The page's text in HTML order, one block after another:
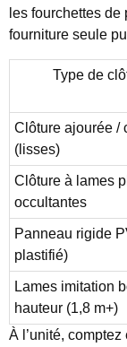
les fourchettes
fourniture seule
Type de
Clôture ajourée /
(lisses)
Clôture à lames
occultantes
Panneau rigide
plastifié)
Lames imitation
hauteur (1,8 m+)
À l’unité,